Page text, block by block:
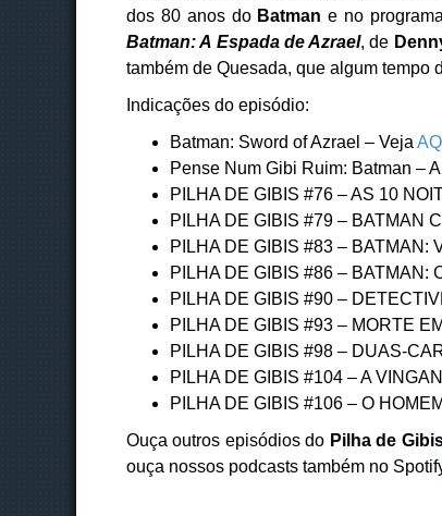
dos 80 anos do Batman e no
Batman: A Espada de Azrael, de
também de Quesada, que algum tempo
Indicações do episódio:
Batman: Sword of Azrael – Veja
Pense Num Gibi Ruim: Batman –
PILHA DE GIBIS #76 – AS 10
PILHA DE GIBIS #79 – BATMAN
PILHA DE GIBIS #83 – BATMAN:
PILHA DE GIBIS #86 – BATMAN:
PILHA DE GIBIS #90 –
PILHA DE GIBIS #93 – MORTE
PILHA DE GIBIS #98 – DUAS-
PILHA DE GIBIS #104 – A
PILHA DE GIBIS #106 – O
Ouça outros episódios do Pilha de
ouça nossos podcasts também no